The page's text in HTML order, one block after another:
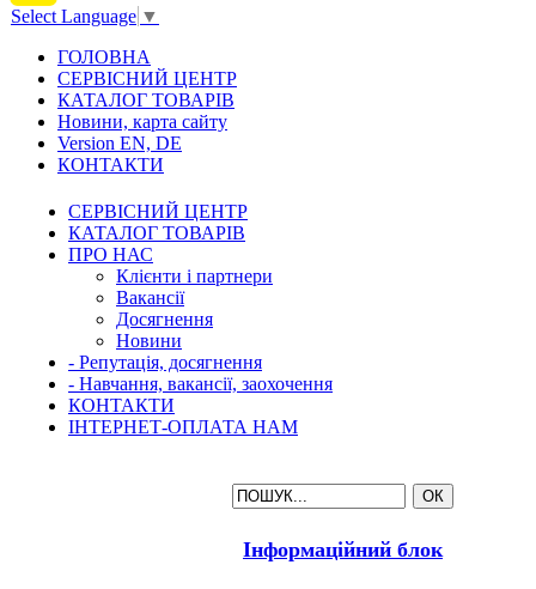
Select Language ▼
ГОЛОВНА
СЕРВІСНИЙ ЦЕНТР
КАТАЛОГ ТОВАРІВ
Новини, карта сайту
Version EN, DE
КОНТАКТИ
СЕРВІСНИЙ ЦЕНТР
КАТАЛОГ ТОВАРІВ
ПРО НАС
Клієнти і партнери
Вакансії
Досягнення
Новини
- Репутація, досягнення
- Навчання, вакансії, заохочення
КОНТАКТИ
ІНТЕРНЕТ-ОПЛАТА НАМ
Інформаційний блок